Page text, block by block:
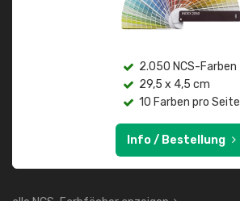
2.050 NCS-Farben
29,5 x 4,5 cm
10 Farben pro Seite
Info / Bestellung